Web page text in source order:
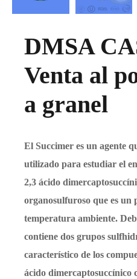
DMSA
Venta al
a granel
El Succimer es un agente
utilizado para estudiar el
2,3 ácido
organosulfuroso que es un
temperatura ambiente.
contiene dos grupos
característico de los
ácido dimercaptosuccínico